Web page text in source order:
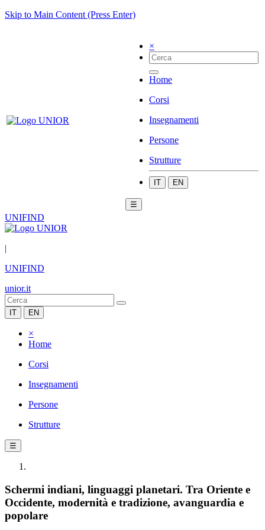
Skip to Main Content (Press Enter)
×
Home
Corsi
Insegnamenti
Persone
Strutture
IT EN
☰
UNIFIND
|
UNIFIND
unior.it
IT EN
×
Home
Corsi
Insegnamenti
Persone
Strutture
☰
Schermi indiani, linguaggi planetari. Tra Oriente e
Occidente, modernità e tradizione, avanguardia e
popolare